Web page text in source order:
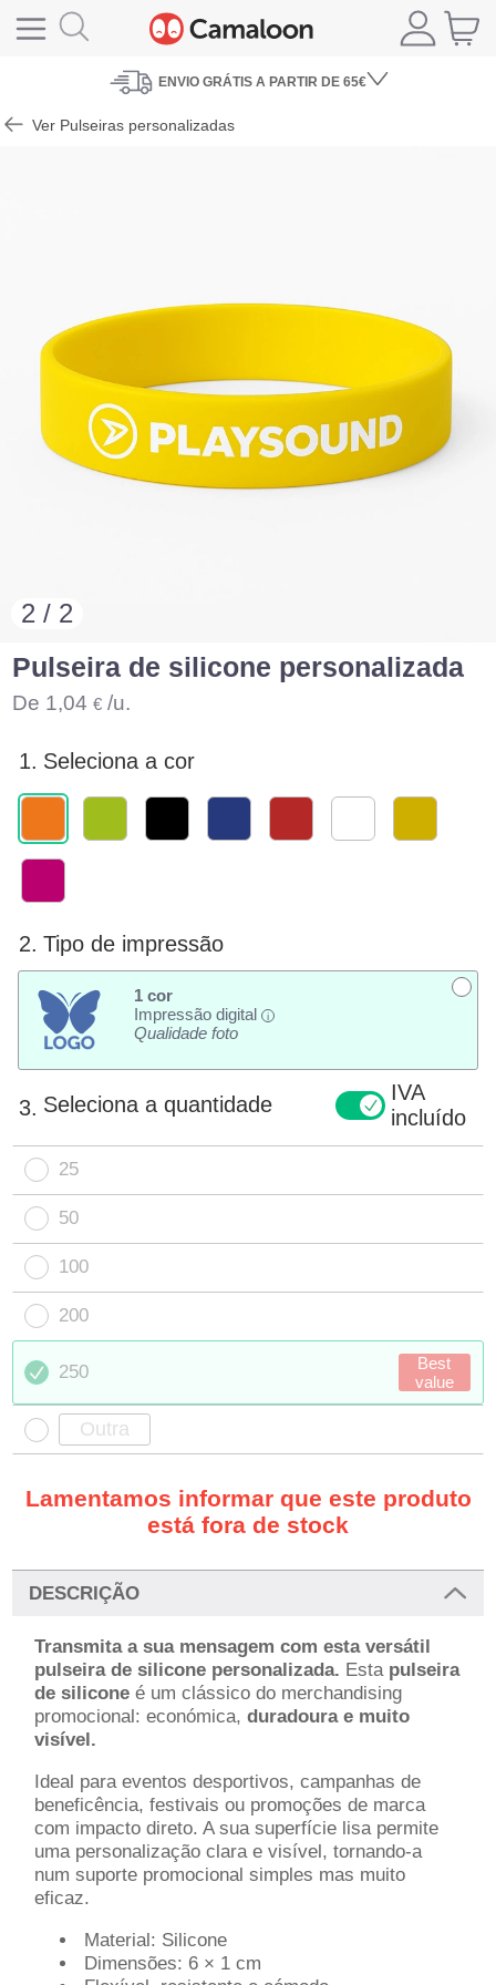
ENVIO GRÁTIS A PARTIR DE 65€
Ver Pulseiras personalizadas
2 / 2
Pulseira de silicone personalizada
De 1,04 € /u.
1. Seleciona a cor
2. Tipo de impressão
1 cor
Impressão digital
i
Qualidade foto
3. Seleciona a quantidade
IVA
incluído
25
50
100
200
250
Best
value
Lamentamos informar que este produto
está fora de stock
DESCRIÇÃO
Transmita a sua mensagem com esta versátil
pulseira de silicone personalizada. Esta pulseira
de silicone é um clássico do merchandising
promocional: económica,duradoura e muito
visível.
Ideal para eventos desportivos, campanhas de
beneficência, festivais ou promoções de marca
com impacto direto. A sua superfície lisa permite
uma personalização clara e visível, tornando-a
num suporte promocional simples mas muito
eficaz.
Material: Silicone
Dimensões: 6 × 1 cm